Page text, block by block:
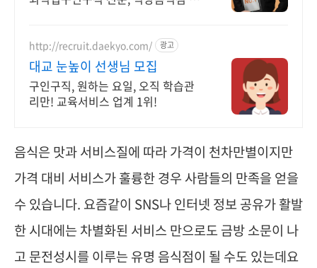
http://recruit.daekyo.com/ 광고
대교 눈높이 선생님 모집
구인구직, 원하는 요일, 오직 학습관
리만! 교육서비스 업계 1위!
음식은 맛과 서비스질에 따라 가격이 천차만별이지만
가격 대비 서비스가 훌륭한 경우 사람들의 만족을 얻을
수 있습니다. 요즘같이 SNS나 인터넷 정보 공유가 활발
한 시대에는 차별화된 서비스 만으로도 금방 소문이 나
고 문전성시를 이루는 유명 음식점이 될 수도 있는데요